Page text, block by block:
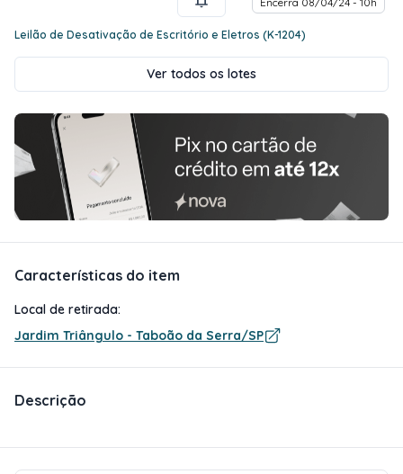
Leilão de Desativação de Escritório e Eletros (K-1204)
Ver todos os lotes
Características do item
Local de retirada:
Jardim Triângulo - Taboão da Serra/SP
Descrição